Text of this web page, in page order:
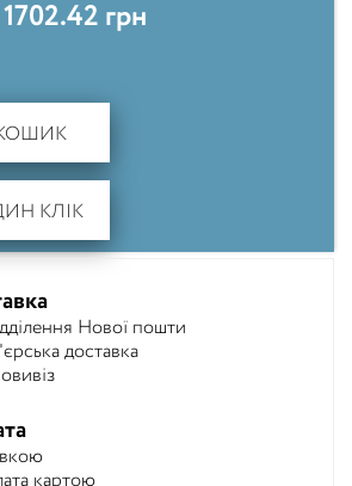
1702.42 грн
КЛІК
Нової пошти
доставка
картою